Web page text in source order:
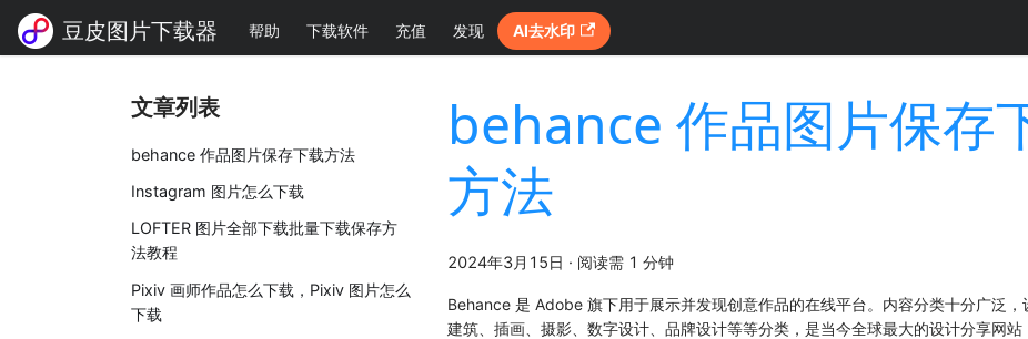
豆皮图片下载器 帮助 下载软件 充值 发现 AI去水印
文章列表
behance 作品图片保存下载方法
Instagram 图片怎么下载
LOFTER 图片全部下载批量下载保存方
法教程
Pixiv 画师作品怎么下载，Pixiv 图片怎么
下载
behance 作品图片保存
方法
2024年3月15日 · 阅读需 1 分钟
Behance 是 Adobe 旗下用于展示并发现创意作品的在线平台。内容分类十分广泛，
建筑、插画、摄影、数字设计、品牌设计等等分类，是当今全球最大的设计分享网